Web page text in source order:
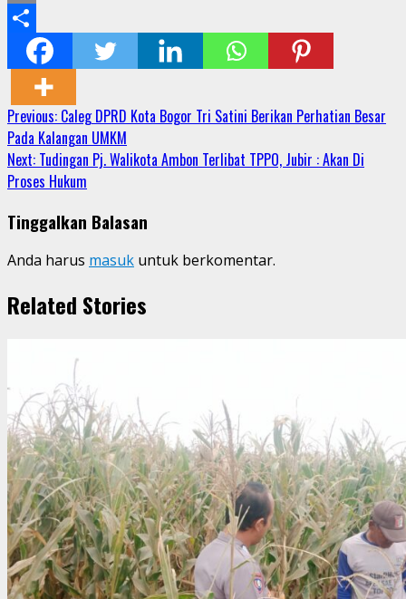
Email
Share
Continue
Reading
Previous: Caleg DPRD Kota Bogor Tri Satini Berikan Perhatian Besar
Pada Kalangan UMKM
Next: Tudingan Pj. Walikota Ambon Terlibat TPPO, Jubir : Akan Di
Proses Hukum
Tinggalkan Balasan
Anda harus masuk untuk berkomentar.
Related Stories